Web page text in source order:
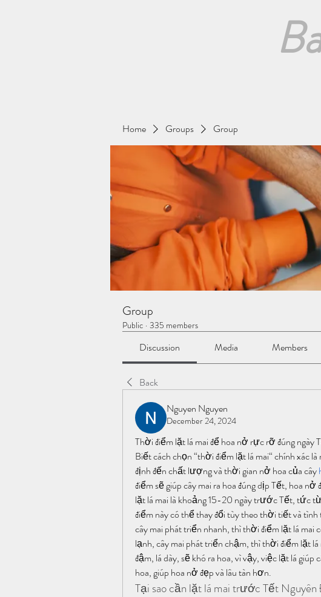
Home Groups Group
Group
Public · 335 members
Discussion Media Members
Back
Nguyen Nguyen
December 24, 2024
Thời điểm lặt lá mai để hoa nở rực rỡ đúng ngày
Biết cách chọn “thời điểm lặt lá mai“ chính xác
định đến chất lượng và thời gian nở hoa của cây
điểm sẽ giúp cây mai ra hoa đúng dịp Tết, hoa
lặt lá mai là khoảng 15-20 ngày trước Tết, tức
điểm này có thể thay đổi tùy theo thời tiết và
cây mai phát triển nhanh, thì thời điểm lặt lá
lạnh, cây mai phát triển chậm, thì thời điểm lặt
đậm, lá dày, sẽ khó ra hoa, vì vậy, việc lặt lá
hoa, giúp hoa nở đẹp và lâu tàn hơn.
Tại sao cần lặt lá mai trước Tết Nguyên